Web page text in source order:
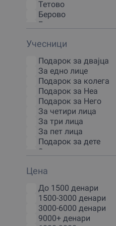
50 минути
6 часа
70 минути
Викенд
Тетово
Берово
Битола
Велес
Дебар
Делчево
Демир-Капиjа
Доjран
Кичево
Кочани
Крива Паланка
Крушево
Маврово
Национален парк
Радовиш
Свети-Николе
Струга
Струмица
Штип
Учесници
Подарок за двајца
За едно лице
Подарок за колега
Подарок за Неа
Подарок за Него
За четири лица
За три лица
За пет лица
Подарок за дете
За шест лица
За десет
Подарок за тинејџер
Подарок за целото
За трудници
Над 20 лица
Цена
До 1500 денари
1500-3000 денари
3000-6000 денари
9000+ денари